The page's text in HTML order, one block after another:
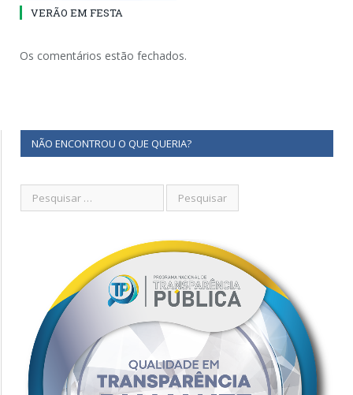
VERÃO EM FESTA
Os comentários estão fechados.
NÃO ENCONTROU O QUE QUERIA?